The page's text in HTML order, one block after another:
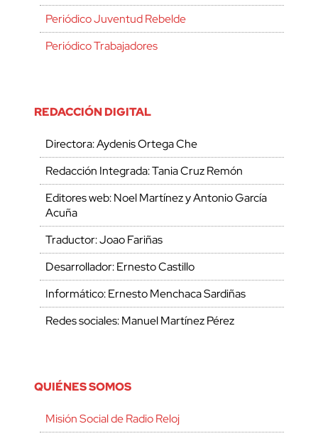
Periódico Juventud Rebelde
Periódico Trabajadores
REDACCIÓN DIGITAL
Directora: Aydenis Ortega Che
Redacción Integrada: Tania Cruz Remón
Editores web: Noel Martínez y Antonio García
Acuña
Traductor: Joao Fariñas
Desarrollador: Ernesto Castillo
Informático: Ernesto Menchaca Sardiñas
Redes sociales: Manuel Martínez Pérez
QUIÉNES SOMOS
Misión Social de Radio Reloj